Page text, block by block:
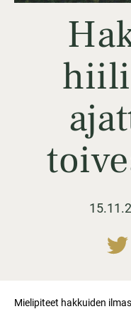
Mielipiteet hakkuiden